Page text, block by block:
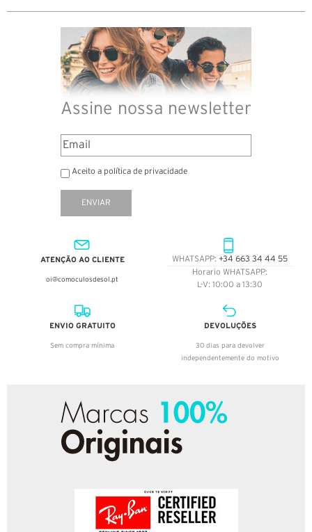
Assine nossa newsletter
Aceito a política de privacidade
ENVIAR
ATENÇÃO AO CLIENTE
oi@comoculosdesol.pt
WHATSAPP: +34 663 34 44 55
Horario WHATSAPP:
L-V: 10:00 a 13:30
ENVIO GRATUITO
Sem compra mínima
DEVOLUÇÕES
30 dias para devolver
independentemente do motivo